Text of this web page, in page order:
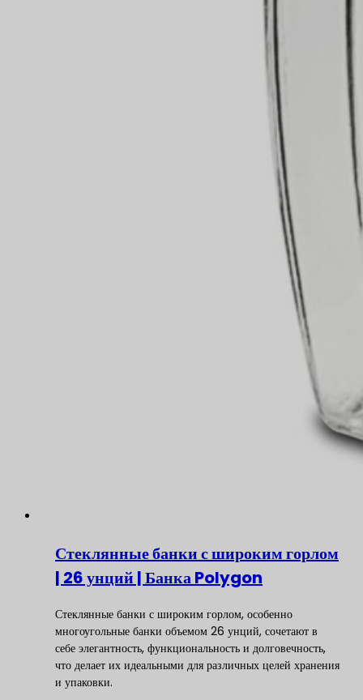
Стеклянные банки с широким горлом
| 26 унций | Банка Polygon
Стеклянные банки с широким горлом, особенно
многоугольные банки объемом 26 унций, сочетают в
себе элегантность, функциональность и долговечность,
что делает их идеальными для различных целей хранения
и упаковки.